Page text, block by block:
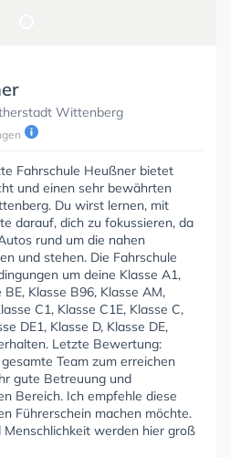
Wittenberg
Fahrschule Heußner bietet
und einen sehr bewährten
Du wirst lernen, mit
darauf, dich zu fokussieren, da
rund um die nahen
und stehen. Die Fahrschule
um deine Klasse A1,
Klasse B96, Klasse AM,
C1, Klasse C1E, Klasse C,
DE1, Klasse D, Klasse DE,
Letzte Bewertung:
Team zum erreichen
gute Betreuung und
Bereich. Ich empfehle diese
Führerschein machen möchte.
Menschlichkeit werden hier groß